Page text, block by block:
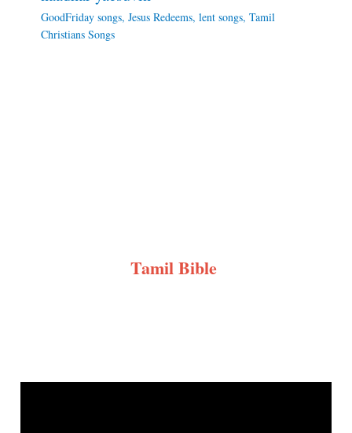
GoodFriday songs, Jesus Redeems, lent songs, Tamil
Christians Songs
Tamil Bible